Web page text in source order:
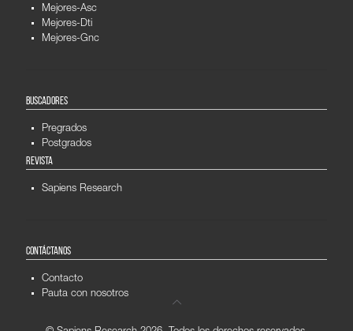
Mejores-Asc
Mejores-Dti
Mejores-Gnc
BUSCADORES
Pregrados
Postgrados
REVISTA
Sapiens Research
CONTÁCTANOS
Contacto
Pauta con nosotros